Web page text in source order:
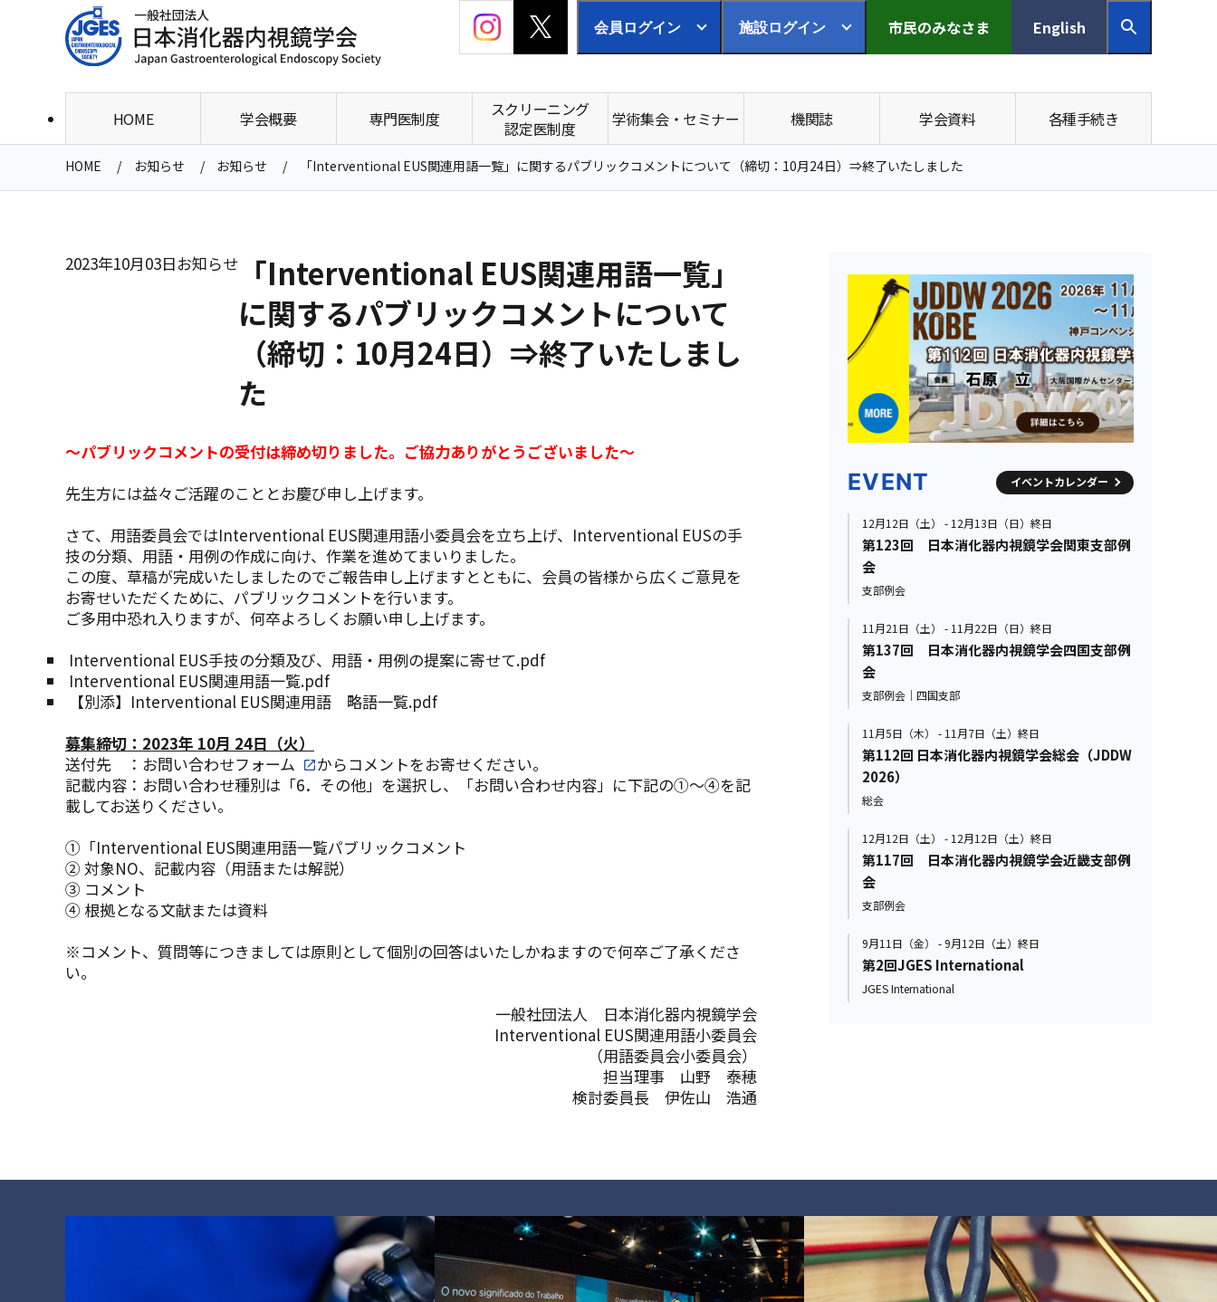
会員ログイン 施設ログイン 市民のみなさま English
HOME 学会概要 専門医制度
スクリーニング
認定医制度
学術集会・セミナー 機関誌 学会資料 各種手続き
HOME お知らせ お知らせ 「Interventional EUS関連用語一覧」に関するパブリックコメントについて（締切：10月24日）⇒終了いたしました
2023年10月03日お知らせ
「Interventional EUS関連用語一覧」
に関するパブリックコメントについて
（締切：10月24日）⇒終了いたしまし
た
～パブリックコメントの受付は締め切りました。ご協力ありがとうございました～
先生方には益々ご活躍のこととお慶び申し上げます。
さて、用語委員会ではInterventional EUS関連用語小委員会を立ち上げ、Interventional EUSの手
技の分類、用語・用例の作成に向け、作業を進めてまいりました。
この度、草稿が完成いたしましたのでご報告申し上げますとともに、会員の皆様から広くご意見を
お寄せいただくために、パブリックコメントを行います。
ご多用中恐れ入りますが、何卒よろしくお願い申し上げます。
Interventional EUS手技の分類及び、用語・用例の提案に寄せて.pdf
Interventional EUS関連用語一覧.pdf
【別添】Interventional EUS関連用語 略語一覧.pdf
募集締切：2023年 10月 24日（火）
送付先 ： お問い合わせフォーム
からコメントをお寄せください。
記載内容：お問い合わせ種別は「6．その他」を選択し、「お問い合わせ内容」に下記の①～④を記
載してお送りください。
①「Interventional EUS関連用語一覧パブリックコメント
② 対象NO、記載内容（用語または解説）
③ コメント
④ 根拠となる文献または資料
※コメント、質問等につきましては原則として個別の回答はいたしかねますので何卒ご了承くださ
い。
一般社団法人 日本消化器内視鏡学会
Interventional EUS関連用語小委員会
（用語委員会小委員会）
担当理事 山野 泰穂
検討委員長 伊佐山 浩通
EVENT イベントカレンダー
12月12日（土） - 12月13日（日）終日
第123回 日本消化器内視鏡学会関東支部例
会
支部例会
11月21日（土） - 11月22日（日）終日
第137回 日本消化器内視鏡学会四国支部例
会
支部例会｜四国支部
11月5日（木） - 11月7日（土）終日
第112回 日本消化器内視鏡学会総会（JDDW
2026）
総会
12月12日（土） - 12月12日（土）終日
第117回 日本消化器内視鏡学会近畿支部例
会
支部例会
9月11日（金） - 9月12日（土）終日
第2回JGES International
JGES International